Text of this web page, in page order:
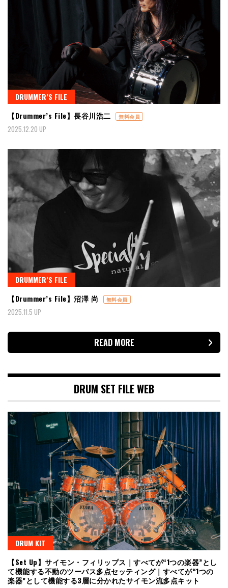
DRUMMER’S FILE
【Drummer’s File】長谷川浩二
無料会員
2025.12.20 UP
DRUMMER’S FILE
【Drummer’s File】沼澤 尚
無料会員
2025.11.5 UP
READ MORE
DRUM SET FILE WEB
DRUM KIT
【Set Up】サイモン・フィリップス｜すべてが“1つの楽器”とし
て機能する不動のツーバス多点セッティング｜すべてが“1つの
楽器”として機能する3層に分かれたサイモン流多点キット